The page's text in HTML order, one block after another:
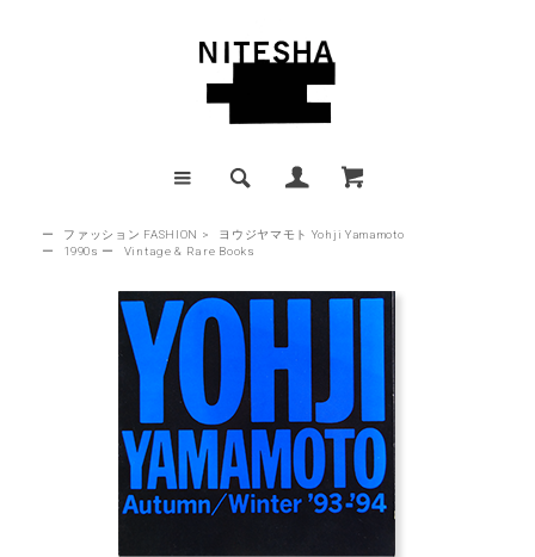
ー ファッション FASHION >
ヨウジヤマモト Yohji Yamamoto
ー
1990s ー Vintage & Rare Books